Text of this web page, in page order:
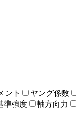
ント ヤング係数
準強度 軸方向力